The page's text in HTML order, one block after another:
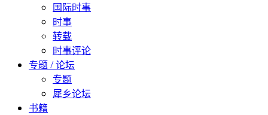
国际时事
时事
转载
时事评论
专题 / 论坛
专题
犀乡论坛
书籍